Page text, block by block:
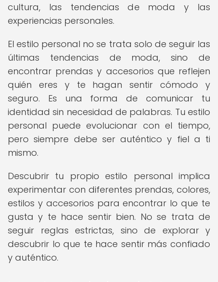
cultura, las tendencias de moda y las
experiencias personales.
El estilo personal no se trata solo de seguir las
últimas tendencias de moda, sino de
encontrar prendas y accesorios que reflejen
quién eres y te hagan sentir cómodo y
seguro. Es una forma de comunicar tu
identidad sin necesidad de palabras. Tu estilo
personal puede evolucionar con el tiempo,
pero siempre debe ser auténtico y fiel a ti
mismo.
Descubrir tu propio estilo personal implica
experimentar con diferentes prendas, colores,
estilos y accesorios para encontrar lo que te
gusta y te hace sentir bien. No se trata de
seguir reglas estrictas, sino de explorar y
descubrir lo que te hace sentir más confiado
y auténtico.